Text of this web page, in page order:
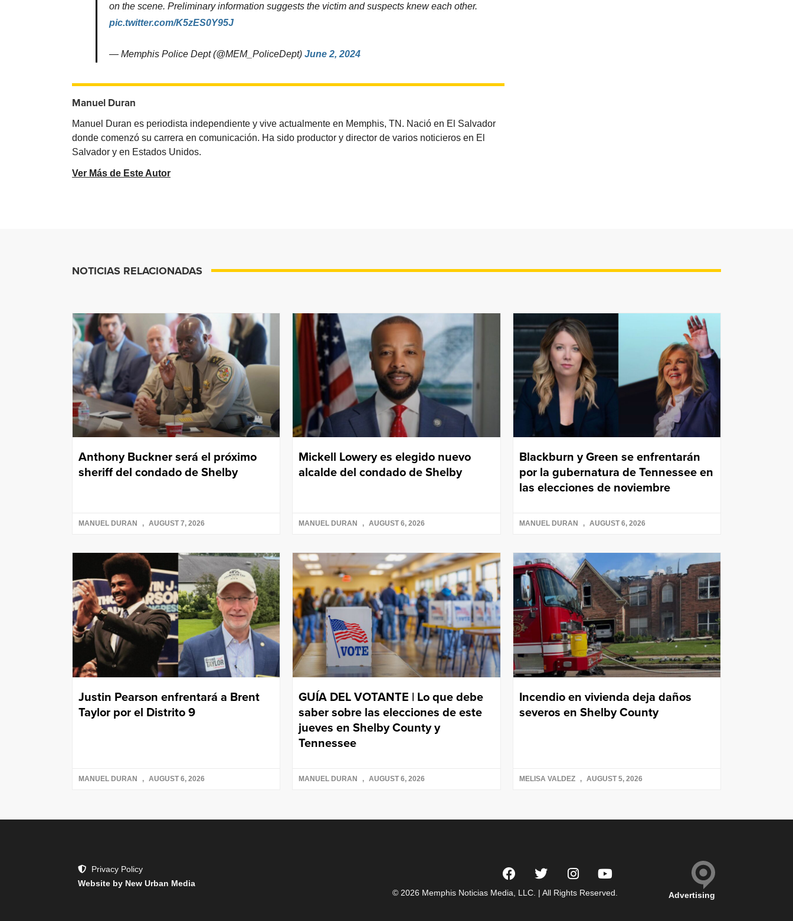
on the scene. Preliminary information suggests the victim and suspects knew each other.
pic.twitter.com/K5zES0Y95J
— Memphis Police Dept (@MEM_PoliceDept)June 2, 2024
Manuel Duran
Manuel Duran es periodista independiente y vive actualmente en Memphis, TN. Nació en El Salvador
donde comenzó su carrera en comunicación. Ha sido productor y director de varios noticieros en El
Salvador y en Estados Unidos.
Ver Más de Este Autor
NOTICIAS RELACIONADAS
Anthony Buckner será el próximo
sheriff del condado de Shelby
MANUEL DURAN AUGUST 7, 2026
Mickell Lowery es elegido nuevo
alcalde del condado de Shelby
MANUEL DURAN AUGUST 6, 2026
Blackburn y Green se enfrentarán
por la gubernatura de Tennessee en
las elecciones de noviembre
MANUEL DURAN AUGUST 6, 2026
Justin Pearson enfrentará a Brent
Taylor por el Distrito 9
MANUEL DURAN AUGUST 6, 2026
GUÍA DEL VOTANTE | Lo que debe
saber sobre las elecciones de este
jueves en Shelby County y
Tennessee
MANUEL DURAN AUGUST 6, 2026
Incendio en vivienda deja daños
severos en Shelby County
MELISA VALDEZ AUGUST 5, 2026
Privacy Policy
Website by New Urban Media
© 2026 Memphis Noticias Media, LLC. | All Rights Reserved.
Advertising